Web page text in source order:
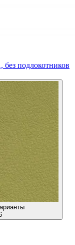
подлокотников